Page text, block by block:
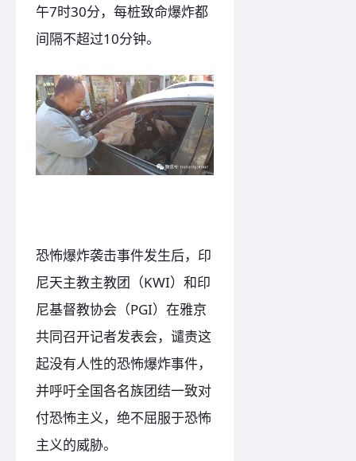
午7时30分，每桩致命爆炸都
间隔不超过10分钟。
恐怖爆炸袭击事件发生后，印
尼天主教主教团（KWI）和印
尼基督教协会（PGI）在雅京
共同召开记者发表会，谴责这
起没有人性的恐怖爆炸事件，
并呼吁全国各名族团结一致对
付恐怖主义，绝不屈服于恐怖
主义的威胁。